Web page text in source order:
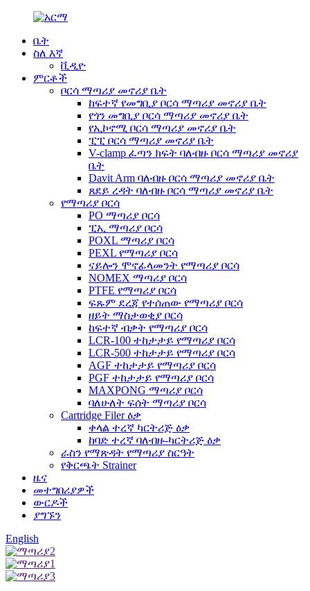
ቤት
ስለ እኛ
ቪዲዮ
ምርቶች
ቦርሳ ማጣሪያ መኖሪያ ቤት
ከፍተኛ የመግቢያ ቦርሳ ማጣሪያ መኖሪያ ቤት
የጎን መግቢያ ቦርሳ ማጣሪያ መኖሪያ ቤት
የኢኮኖሚ ቦርሳ ማጣሪያ መኖሪያ ቤት
ፒፒ ቦርሳ ማጣሪያ መኖሪያ ቤት
V-clamp ፈጣን ክፍት ባለብዙ ቦርሳ ማጣሪያ መኖሪያ
ቤት
Davit Arm ባለብዙ ቦርሳ ማጣሪያ መኖሪያ ቤት
ጸደይ ረዳት ባለብዙ ቦርሳ ማጣሪያ መኖሪያ ቤት
የማጣሪያ ቦርሳ
PO ማጣሪያ ቦርሳ
ፒኢ ማጣሪያ ቦርሳ
POXL ማጣሪያ ቦርሳ
PEXL የማጣሪያ ቦርሳ
ናይሎን ሞኖፊላመንት የማጣሪያ ቦርሳ
NOMEX ማጣሪያ ቦርሳ
PTFE የማጣሪያ ቦርሳ
ፍጹም ደረጃ የተሰጠው የማጣሪያ ቦርሳ
ዘይት ማስታወቂያ ቦርሳ
ከፍተኛ ብቃት የማጣሪያ ቦርሳ
LCR-100 ተከታታይ የማጣሪያ ቦርሳ
LCR-500 ተከታታይ የማጣሪያ ቦርሳ
AGF ተከታታይ የማጣሪያ ቦርሳ
PGF ተከታታይ የማጣሪያ ቦርሳ
MAXPONG ማጣሪያ ቦርሳ
ባለሁለት ፍሰት ማጣሪያ ቦርሳ
Cartridge Filer ዕቃ
ቀላል ተረኛ ካርትሪጅ ዕቃ
ከባድ ተረኛ ባለብዙ-ካርትሪጅ ዕቃ
ራስን የማጽዳት የማጣሪያ ስርዓት
የቅርጫት Strainer
ዜና
መተግበሪያዎች
ውርዶች
ያግኙን
English